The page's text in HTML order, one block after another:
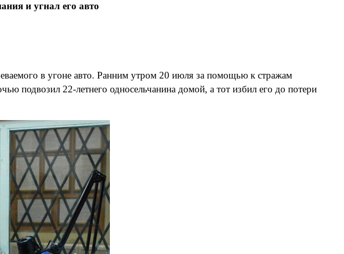
и угнал его авто
в угоне авто. Ранним утром 20 июля за помощью к стражам
подвозил 22-летнего односельчанина домой, а тот избил его до потери